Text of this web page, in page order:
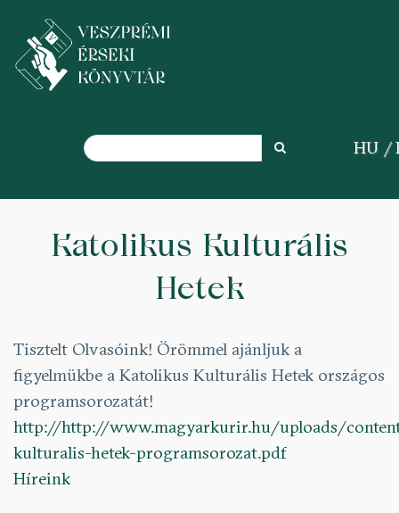
tartalomra
Search
Search HU
Katolikus Kulturális
Hetek
Tisztelt Olvasóink! Örömmel ajánljuk a
figyelmükbe a Katolikus Kulturális Hetek országos
programsorozatát!
http://http://www.magyarkurir.hu/uploads/
kulturalis-hetek-programsorozat.pdf
Híreink